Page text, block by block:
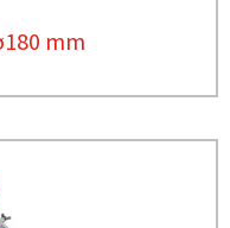
mm